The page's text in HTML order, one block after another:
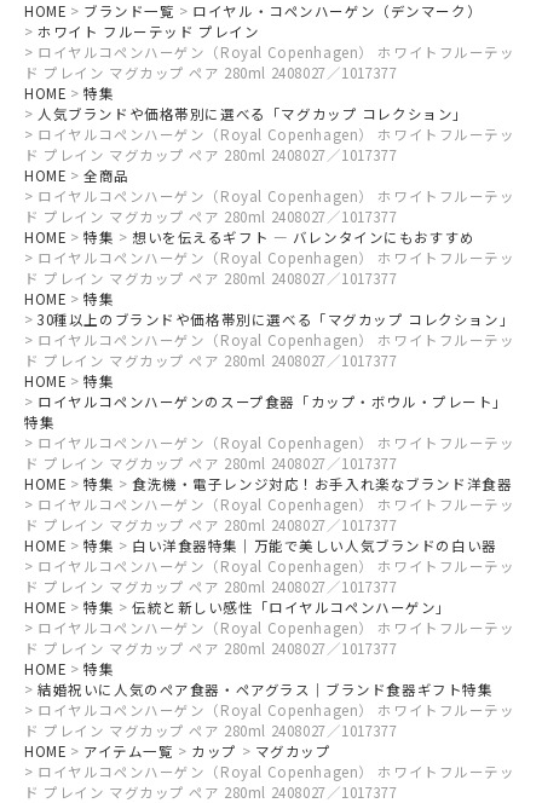
HOME ブランド一覧
ロイヤル・コペンハーゲン（デンマーク）
ホワイト フルーテッド プレイン
ロイヤルコペンハーゲン（Royal Copenhagen） ホワイトフルーテッ
ド プレイン マグカップ ペア 280ml 2408027／1017377
HOME
特集
人気ブランドや価格帯別に選べる「マグカップ コレクション」
ロイヤルコペンハーゲン（Royal Copenhagen） ホワイトフルーテッ
ド プレイン マグカップ ペア 280ml 2408027／1017377
HOME
全商品
ロイヤルコペンハーゲン（Royal Copenhagen） ホワイトフルーテッ
ド プレイン マグカップ ペア 280ml 2408027／1017377
HOME
特集
想いを伝えるギフト ― バレンタインにもおすすめ
ロイヤルコペンハーゲン（Royal Copenhagen） ホワイトフルーテッ
ド プレイン マグカップ ペア 280ml 2408027／1017377
HOME
特集
30種以上のブランドや価格帯別に選べる「マグカップ コレクション」
ロイヤルコペンハーゲン（Royal Copenhagen） ホワイトフルーテッ
ド プレイン マグカップ ペア 280ml 2408027／1017377
HOME
特集
ロイヤルコペンハーゲンのスープ食器「カップ・ボウル・プレート」
特集
ロイヤルコペンハーゲン（Royal Copenhagen） ホワイトフルーテッ
ド プレイン マグカップ ペア 280ml 2408027／1017377
HOME
特集
食洗機・電子レンジ対応！お手入れ楽なブランド洋食器
ロイヤルコペンハーゲン（Royal Copenhagen） ホワイトフルーテッ
ド プレイン マグカップ ペア 280ml 2408027／1017377
HOME
特集
白い洋食器特集｜万能で美しい人気ブランドの白い器
ロイヤルコペンハーゲン（Royal Copenhagen） ホワイトフルーテッ
ド プレイン マグカップ ペア 280ml 2408027／1017377
HOME
特集
伝統と新しい感性「ロイヤルコペンハーゲン」
ロイヤルコペンハーゲン（Royal Copenhagen） ホワイトフルーテッ
ド プレイン マグカップ ペア 280ml 2408027／1017377
HOME
特集
結婚祝いに人気のペア食器・ペアグラス｜ブランド食器ギフト特集
ロイヤルコペンハーゲン（Royal Copenhagen） ホワイトフルーテッ
ド プレイン マグカップ ペア 280ml 2408027／1017377
HOME
アイテム一覧 カップ
マグカップ
ロイヤルコペンハーゲン（Royal Copenhagen） ホワイトフルーテッ
ド プレイン マグカップ ペア 280ml 2408027／1017377